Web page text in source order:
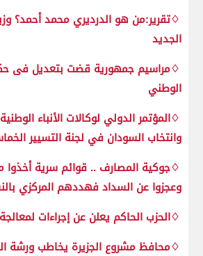
♢تقرير:من هو الدرديري محمد أحمد؟
الجديد
♢مراسيم جمهورية قضت بتعديل فى
الوطني
♢المؤتمر الدولي لوكالات الأنباء
وانتخاب السودان في لجنة التسيير
♢جوكية المصارف .. قوائم سرية أخذوا
وعجزوا عن السداد فهددهم المركزي
♢الحزب الحاكم يعلن عن إجراءات
♢محافظ مشروع الجزيرة يخاطب ورشة